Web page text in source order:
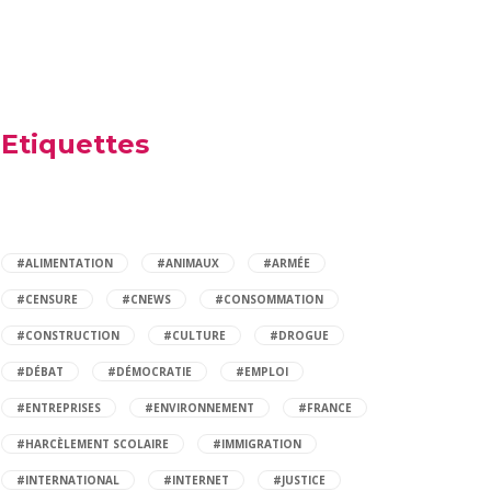
Etiquettes
#ALIMENTATION #ANIMAUX #ARMÉE
#CENSURE #CNEWS #CONSOMMATION
#CONSTRUCTION #CULTURE #DROGUE
#DÉBAT #DÉMOCRATIE #EMPLOI
#ENTREPRISES #ENVIRONNEMENT #FRANCE
#HARCÈLEMENT SCOLAIRE #IMMIGRATION
#INTERNATIONAL #INTERNET #JUSTICE